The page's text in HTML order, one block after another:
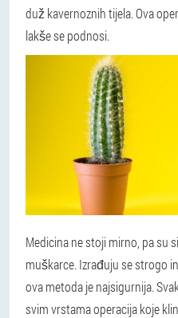
duž kavernoznih tijela. Ova
lakše se podnosi.
Medicina ne stoji mirno, pa su
muškarce. Izrađuju se strogo
ova metoda je najsigurnija.
svim vrstama operacija koje